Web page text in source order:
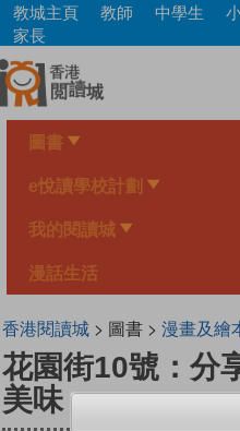
Skip
main
content
教城主頁 教師 中學生
家長
圖書
e悅讀學校計劃
我的閱讀城
漫話生活
香港閱讀城> 圖書 > 漫畫及繪
花園街10號：分
美味